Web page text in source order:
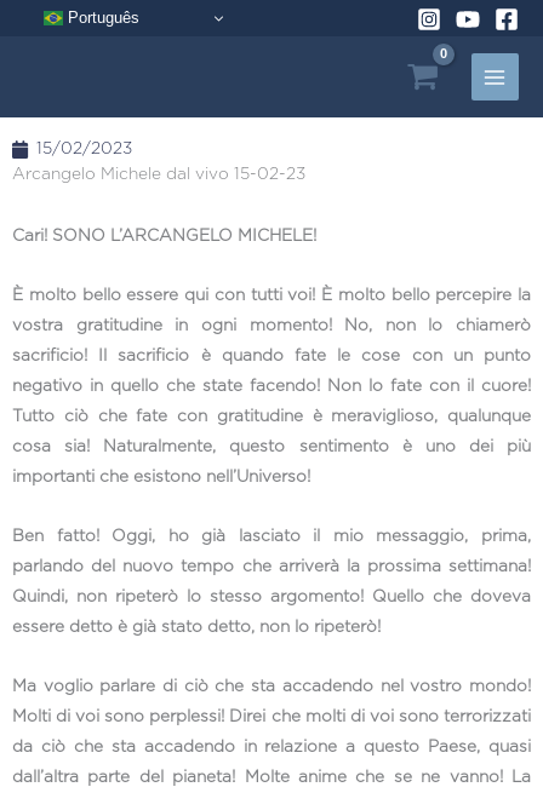
Português
15/02/2023
Arcangelo Michele dal vivo 15-02-23
Cari! SONO L’ARCANGELO MICHELE!
È molto bello essere qui con tutti voi! È molto bello percepire la
vostra gratitudine in ogni momento! No, non lo chiamerò
sacrificio! Il sacrificio è quando fate le cose con un punto
negativo in quello che state facendo! Non lo fate con il cuore!
Tutto ciò che fate con gratitudine è meraviglioso, qualunque
cosa sia! Naturalmente, questo sentimento è uno dei più
importanti che esistono nell’Universo!
Ben fatto! Oggi, ho già lasciato il mio messaggio, prima,
parlando del nuovo tempo che arriverà la prossima settimana!
Quindi, non ripeterò lo stesso argomento! Quello che doveva
essere detto è già stato detto, non lo ripeterò!
Ma voglio parlare di ciò che sta accadendo nel vostro mondo!
Molti di voi sono perplessi! Direi che molti di voi sono terrorizzati
da ciò che sta accadendo in relazione a questo Paese, quasi
dall’altra parte del pianeta! Molte anime che se ne vanno! La